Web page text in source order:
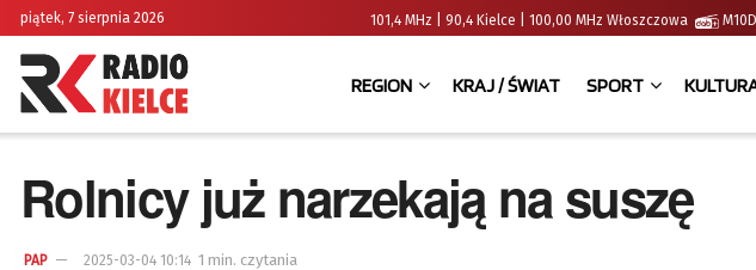
piątek, 7 sierpnia 2026 101,4 MHz | 90,4 Kielce | 100,00 MHz Włoszczowa
REGION KRAJ / ŚWIAT SPORT
Rolnicy już narzekają na suszę
PAP 2025-03-04 10:14 1 min. czytania